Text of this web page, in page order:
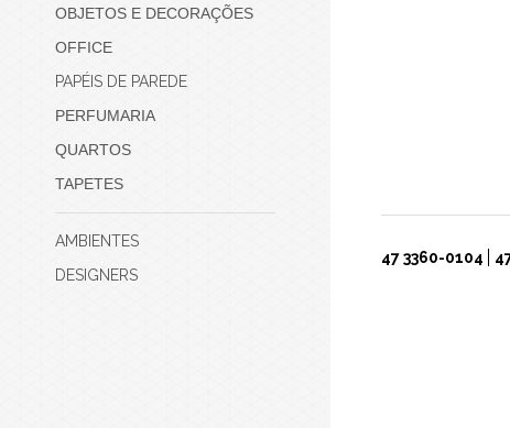
OBJETOS E DECORAÇÕES
OFFICE
PAPÉIS DE PAREDE
PERFUMARIA
QUARTOS
TAPETES
AMBIENTES
DESIGNERS
47 3360-0104